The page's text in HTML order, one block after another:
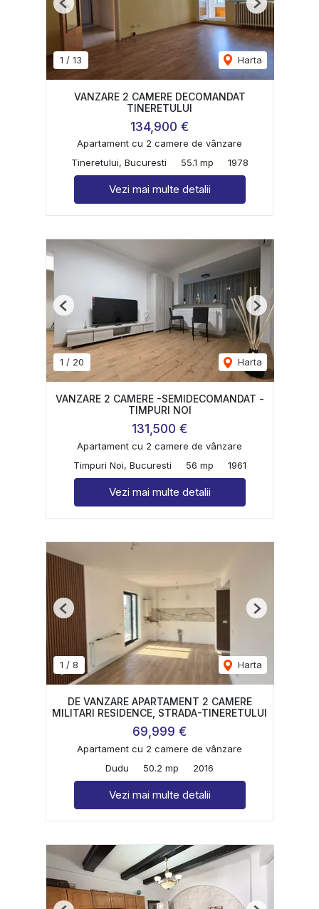
1 / 13 Harta
Previous Next
VANZARE 2 CAMERE DECOMANDAT
TINERETULUI
134,900 €
Apartament cu 2 camere de vânzare
Tineretului, Bucuresti
55.1 mp 1978
Vezi mai multe detalii
1 / 20 Harta
Previous Next
VANZARE 2 CAMERE -SEMIDECOMANDAT -
TIMPURI NOI
131,500 €
Apartament cu 2 camere de vânzare
Timpuri Noi, Bucuresti
56 mp 1961
Vezi mai multe detalii
1 / 8 Harta
Previous Next
DE VANZARE APARTAMENT 2 CAMERE
MILITARI RESIDENCE, STRADA-TINERETULUI
69,999 €
Apartament cu 2 camere de vânzare
Dudu
50.2 mp 2016
Vezi mai multe detalii